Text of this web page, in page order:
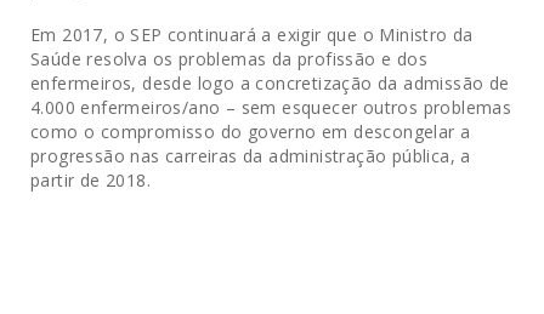
Em 2017, o SEP continuará a exigir que o Ministro da
Saúde resolva os problemas da profissão e dos
enfermeiros, desde logo a concretização da admissão de
4.000 enfermeiros/ano – sem esquecer outros problemas
como o compromisso do governo em descongelar a
progressão nas carreiras da administração pública, a
partir de 2018.